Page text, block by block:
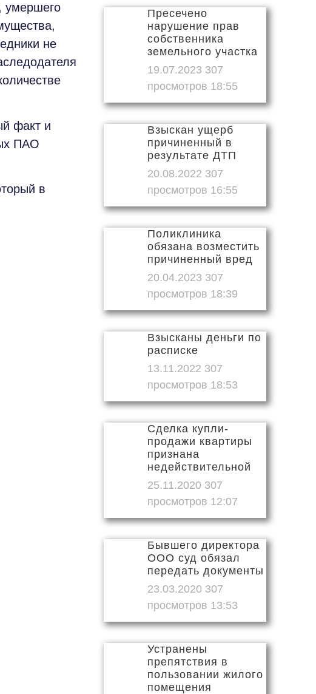
умершего
не
факт и
ПАО
в
Пресечено
нарушение прав
собственника
земельного участка
19.07.2023
18:55
Взыскан ущерб
причиненный в
результате ДТП
20.08.2022
16:55
Поликлиника
обязана возместить
причиненный вред
20.04.2023
18:39
Взысканы деньги по
расписке
13.11.2022
18:53
Сделка купли-
продажи квартиры
признана
недействительной
25.11.2020
12:07
Бывшего директора
ООО суд обязал
передать документы
23.03.2020
13:53
Устранены
препятствия в
пользовании жилого
помещения